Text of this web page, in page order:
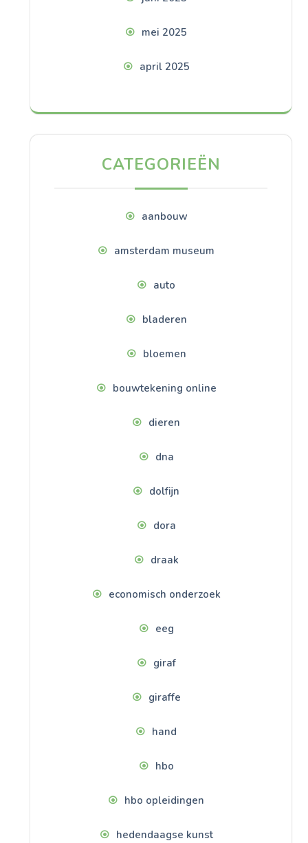
mei 2025
april 2025
CATEGORIEËN
aanbouw
amsterdam museum
auto
bladeren
bloemen
bouwtekening online
dieren
dna
dolfijn
dora
draak
economisch onderzoek
eeg
giraf
giraffe
hand
hbo
hbo opleidingen
hedendaagse kunst